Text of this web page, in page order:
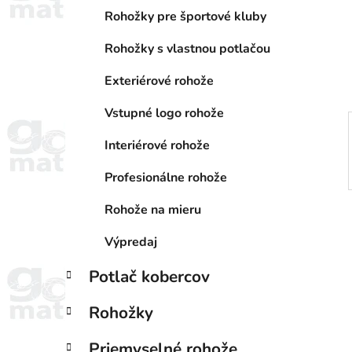
Rohožky pre športové kluby
Rohožky s vlastnou potlačou
Exteriérové rohože
Vstupné logo rohože
Interiérové rohože
Profesionálne rohože
Rohože na mieru
Výpredaj
Potlač kobercov
Rohožky